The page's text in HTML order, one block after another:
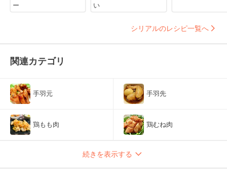
ー
い
シリアルのレシピ一覧へ
関連カテゴリ
手羽元 手羽先
鶏もも肉 鶏むね肉
続きを表示する